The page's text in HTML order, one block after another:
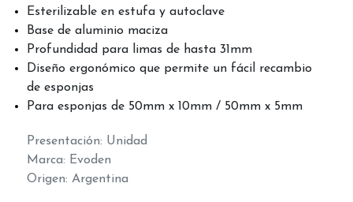
Esterilizable en estufa y autoclave
Base de aluminio maciza
Profundidad para limas de hasta 31mm
Diseño ergonómico que permite un fácil recambio
de esponjas
Para esponjas de 50mm x 10mm / 50mm x 5mm
Presentación: Unidad
Marca: Evoden
Origen: Argentina